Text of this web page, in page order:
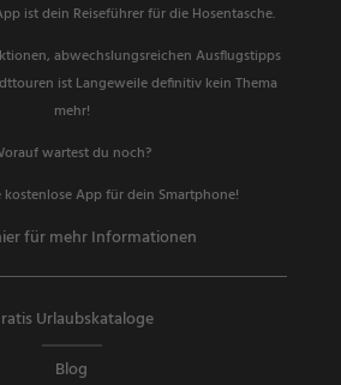
ist dein Reiseführer für die Hosentasche.
abwechslungsreichen Ausflugstipps
ist Langeweile definitiv kein Thema
mehr!
wartest du noch?
App für dein Smartphone!
für mehr Informationen
Urlaubskataloge
Blog